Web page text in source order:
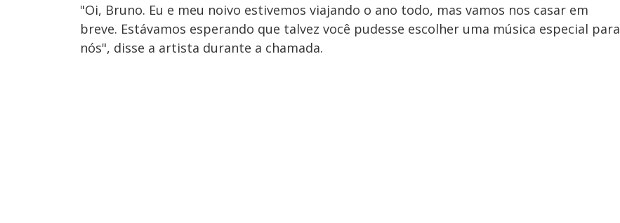
"Oi, Bruno. Eu e meu noivo estivemos viajando o ano todo, mas vamos nos casar em
breve. Estávamos esperando que talvez você pudesse escolher uma música especial para
nós", disse a artista durante a chamada.